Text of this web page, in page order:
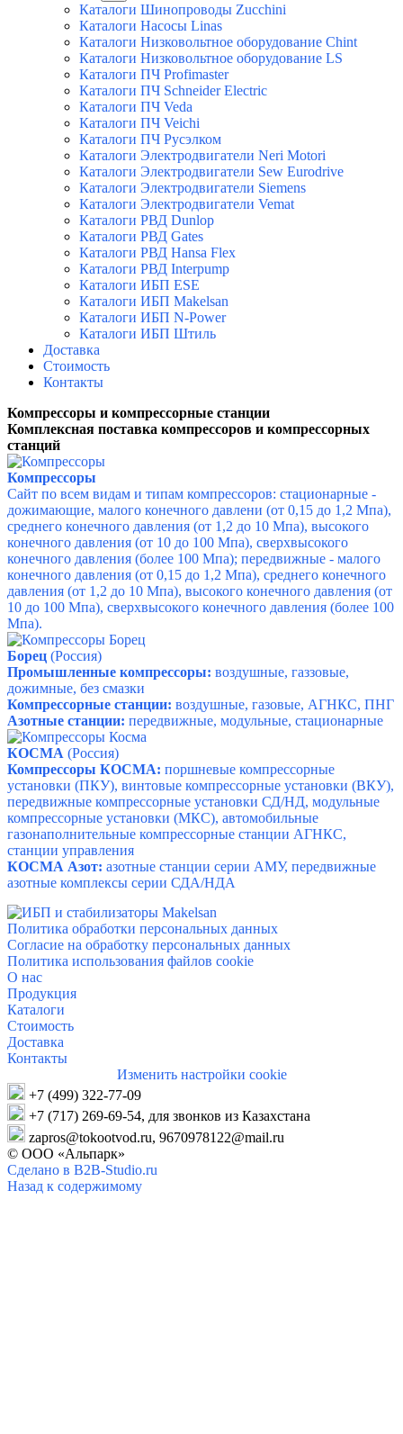
Каталоги Шинопроводы Zucchini
Каталоги Насосы Linas
Каталоги Низковольтное оборудование Chint
Каталоги Низковольтное оборудование LS
Каталоги ПЧ Profimaster
Каталоги ПЧ Schneider Electric
Каталоги ПЧ Veda
Каталоги ПЧ Veichi
Каталоги ПЧ Русэлком
Каталоги Электродвигатели Neri Motori
Каталоги Электродвигатели Sew Eurodrive
Каталоги Электродвигатели Siemens
Каталоги Электродвигатели Vemat
Каталоги РВД Dunlop
Каталоги РВД Gates
Каталоги РВД Hansa Flex
Каталоги РВД Interpump
Каталоги ИБП ESE
Каталоги ИБП Makelsan
Каталоги ИБП N-Power
Каталоги ИБП Штиль
Доставка
Стоимость
Контакты
Компрессоры и компрессорные станции
Комплексная поставка компрессоров и компрессорных
станций
Компрессоры
Сайт по всем видам и типам компрессоров: стационарные -
дожимающие, малого конечного давлени (от 0,15 до 1,2 Мпа),
среднего конечного давления (от 1,2 до 10 Мпа), высокого
конечного давления (от 10 до 100 Мпа), сверхвысокого
конечного давления (более 100 Мпа); передвижные - малого
конечного давления (от 0,15 до 1,2 Мпа), среднего конечного
давления (от 1,2 до 10 Мпа), высокого конечного давления (от
10 до 100 Мпа), сверхвысокого конечного давления (более 100
Мпа).
Борец (Россия)
Промышленные компрессоры: воздушные, газзовые,
дожимные, без смазки
Компрессорные станции: воздушные, газовые, АГНКС, ПНГ
Азотные станции: передвижные, модульные, стационарные
КОСМА (Россия)
Компрессоры КОСМА: поршневые компрессорные
установки (ПКУ), винтовые компрессорные установки (ВКУ),
передвижные компрессорные установки СД/НД, модульные
компрессорные установки (МКС), автомобильные
газонаполнительные компрессорные станции АГНКС,
станции управления
КОСМА Азот: азотные станции серии АМУ, передвижные
азотные комплексы серии СДА/НДА
Политика обработки персональных данных
Согласие на обработку персональных данных
Политика использования файлов cookie
О нас
Продукция
Каталоги
Стоимость
Доставка
Контакты
Изменить настройки cookie
+7 (499) 322-77-09
+7 (717) 269-69-54, для звонков из Казахстана
zapros@tokootvod.ru, 9670978122@mail.ru
© ООО «Альпарк»
Сделано в B2B-Studio.ru
Назад к содержимому